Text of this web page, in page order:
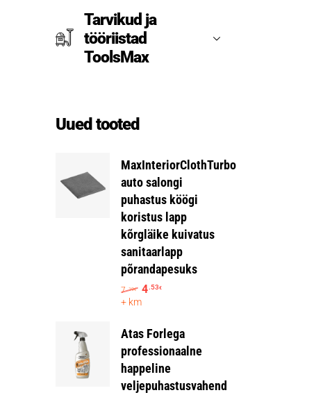
Tarvikud ja
tööriistad
ToolsMax
Uued tooted
MaxInteriorClothTurbo
auto salongi
puhastus köögi
koristus lapp
kõrgläike kuivatus
sanitaarlapp
põrandapesuks
7.19€ 4.53€
+ km
Atas Forlega
professionaalne
happeline
veljepuhastusvahend